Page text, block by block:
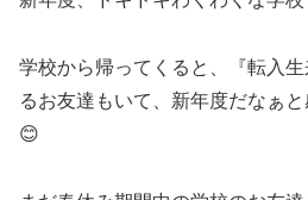
学校から帰ってくると、『転入
るお友達もいて、新年度だなぁ
😊